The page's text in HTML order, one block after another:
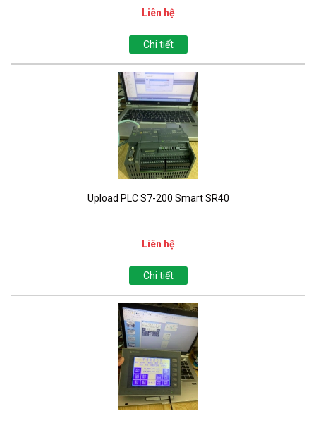
Liên hệ
Chi tiết
Upload PLC S7-200 Smart SR40
Liên hệ
Chi tiết